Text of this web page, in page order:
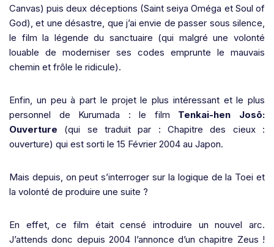
Canvas) puis deux déceptions (Saint seiya Oméga et Soul of
God), et une désastre, que j’ai envie de passer sous silence,
le film la légende du sanctuaire (qui malgré une volonté
louable de moderniser ses codes emprunte le mauvais
chemin et frôle le ridicule).
Enfin, un peu à part le projet le plus intéressant et le plus
personnel de Kurumada : le film Tenkai-hen Josō:
Ouverture (qui se traduit par : Chapitre des cieux :
ouverture) qui est sorti le 15 Février 2004 au Japon.
Mais depuis, on peut s’interroger sur la logique de la Toei et
la volonté de produire une suite ?
En effet, ce film était censé introduire un nouvel arc.
J’attends donc depuis 2004 l’annonce d’un chapitre Zeus !